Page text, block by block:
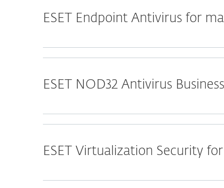
ESET Endpoint Antivirus for
ESET NOD32 Antivirus
ESET Virtualization Security